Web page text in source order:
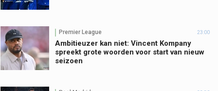
Premier League 23:00
Ambitieuzer kan niet: Vincent Kompany
spreekt grote woorden voor start van nieuw
seizoen